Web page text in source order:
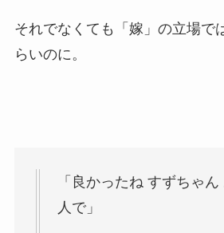
それでなくても「嫁」の立場で
らいのに。
「良かったね すずちゃ
人で」